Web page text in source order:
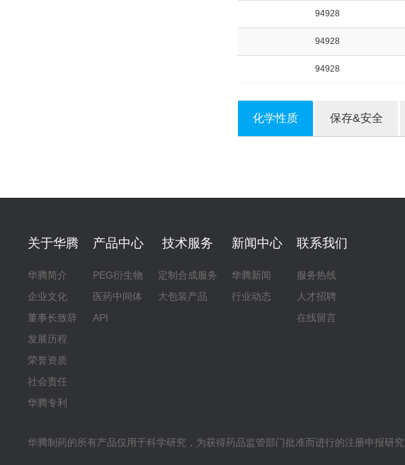
94928
94928
94928
化学性质 保存&安全
关于华腾
华腾简介
企业文化
董事长致辞
发展历程
荣誉资质
社会责任
华腾专利
产品中心
PEG衍生物
医药中间体
API
技术服务
定制合成服务
大包装产品
新闻中心
华腾新闻
行业动态
联系我们
服务热线
人才招聘
在线留言
华腾制药的所有产品仅用于科学研究，为获得药品监管部门批准而进行的注册申报研